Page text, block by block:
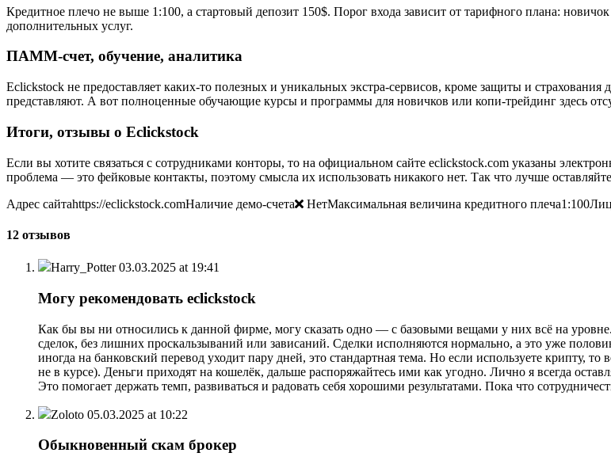
Кредитное плечо не выше 1:100, а стартовый депозит 150$. Порог входа зависит от тарифного плана:
дополнительных услуг.
ПАММ-счет, обучение, аналитика
Eclickstock не предоставляет каких-то полезных и уникальных экстра-сервисов, кроме защиты и
представляют. А вот полноценные обучающие курсы и программы для новичков или копи-трейдинг здесь
Итоги, отзывы о Eclickstock
Если вы хотите связаться с сотрудниками конторы, то на официальном сайте eclickstock.com указаны
проблема — это фейковые контакты, поэтому смысла их использовать никакого нет. Так что лучше
Адрес сайтаhttps://eclickstock.comНаличие демо-счета
НетМаксимальная величина кредитного
12 отзывов
Harry_Potter03.03.2025 at 19:41
Могу рекомендовать eclickstock
Как бы вы ни относились к данной фирме, могу сказать одно — с базовыми вещами у них всё на
сделок, без лишних проскальзываний или зависаний. Сделки исполняются нормально, а это уже
иногда на банковский перевод уходит пару дней, это стандартная тема. Но если используете крипту,
не в курсе). Деньги приходят на кошелёк, дальше распоряжайтесь ими как угодно. Лично я всегда
Это помогает держать темп, развиваться и радовать себя хорошими результатами. Пока что
Zoloto 05.03.2025 at 10:22
Обыкновенный скам брокер